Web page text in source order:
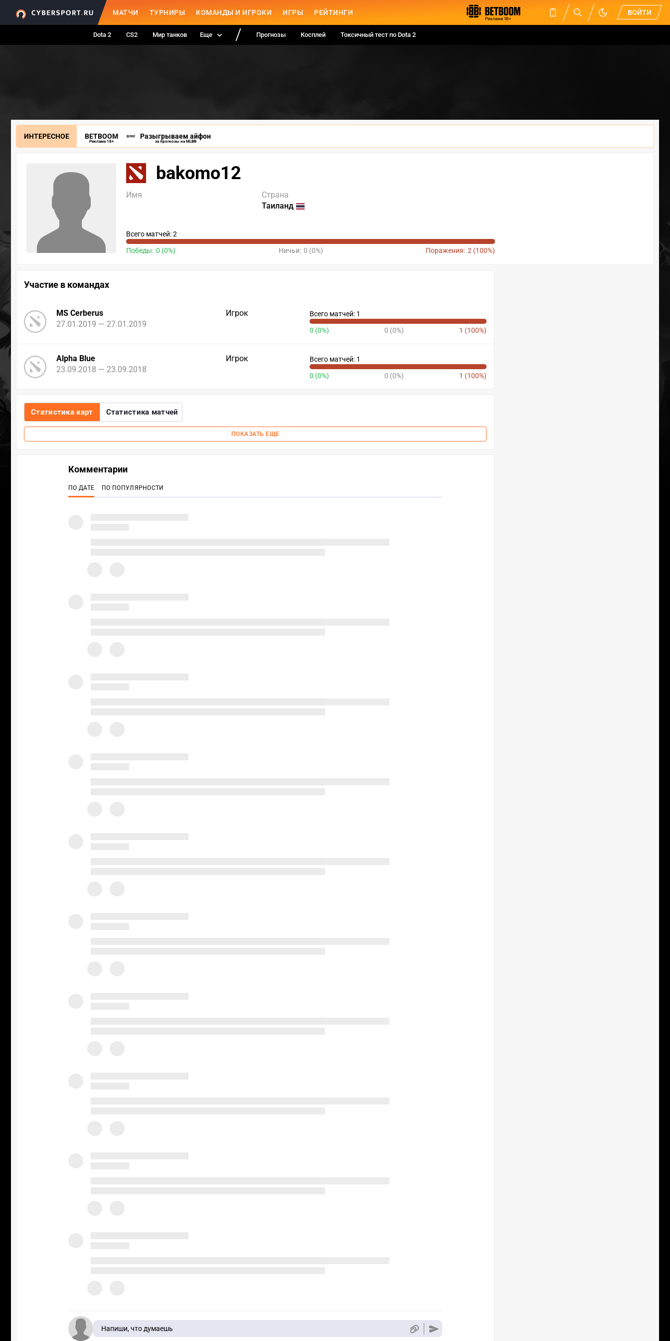
МАТЧИ ТУРНИРЫ КОМАНДЫ И ИГРОКИ ИГРЫ РЕЙТИНГИ ВОЙТИ
Dota 2 CS2 Мир танков Еще Прогнозы Косплей Токсичный тест по Dota 2
ИНТЕРЕСНОЕ BETBOOM
Реклама 18+
Разыгрываем айфон
за прогнозы на MLBB
bakomo12
Имя
Страна
Таиланд
Всего матчей: 2
Победы: 0 (0%) Ничьи: 0 (0%) Поражения: 2 (100%)
Участие в командах
MS Cerberus
27.01.2019 — 27.01.2019
Игрок Всего матчей: 1
0 (0%) 0 (0%) 1 (100%)
Alpha Blue
23.09.2018 — 23.09.2018
Игрок Всего матчей: 1
0 (0%) 0 (0%) 1 (100%)
Статистика карт Статистика матчей
ПОКАЗАТЬ ЕЩЕ
Комментарии
ПО ДАТЕ ПО ПОПУЛЯРНОСТИ
Напиши, что думаешь